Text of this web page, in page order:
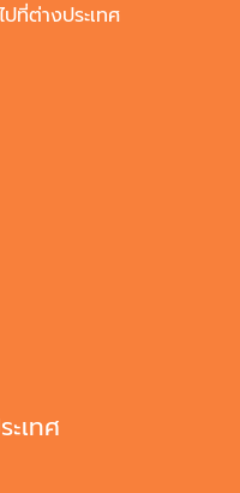
ที่ต่างประเทศ
เทศ